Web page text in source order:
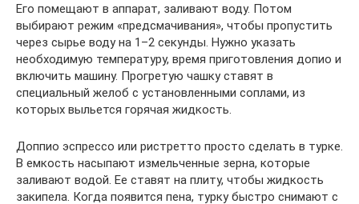
Его помещают в аппарат, заливают воду. Потом
выбирают режим «предсмачивания», чтобы пропустить
через сырье воду на 1–2 секунды. Нужно указать
необходимую температуру, время приготовления допио и
включить машину. Прогретую чашку ставят в
специальный желоб с установленными соплами, из
которых выльется горячая жидкость.
Доппио эспрессо или ристретто просто сделать в турке.
В емкость насыпают измельченные зерна, которые
заливают водой. Ее ставят на плиту, чтобы жидкость
закипела. Когда появится пена, турку быстро снимают с